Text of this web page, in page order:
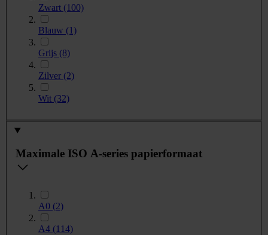
Zwart (100)
Blauw (1)
Grijs (8)
Zilver (2)
Wit (32)
Maximale ISO A-series papierformaat
A0 (2)
A4 (114)